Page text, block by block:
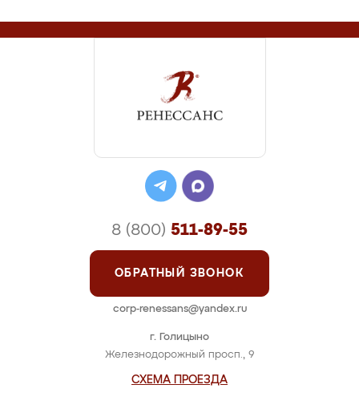
г. Голицыно
Железнодорожный просп., 9
СХЕМА ПРОЕЗДА
8 (800) 511-89-55
ОБРАТНЫЙ ЗВОНОК
corp-renessans@yandex.ru